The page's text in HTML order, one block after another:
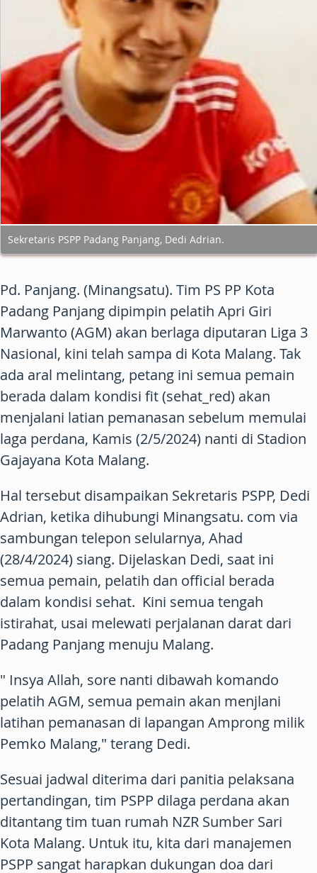
Sekretaris PSPP Padang Panjang, Dedi Adrian.
Pd. Panjang. (Minangsatu). Tim PS PP Kota
Padang Panjang dipimpin pelatih Apri Giri
Marwanto (AGM) akan berlaga diputaran Liga 3
Nasional, kini telah sampa di Kota Malang. Tak
ada aral melintang, petang ini semua pemain
berada dalam kondisi fit (sehat_red) akan
menjalani latian pemanasan sebelum memulai
laga perdana, Kamis (2/5/2024) nanti di Stadion
Gajayana Kota Malang.
Hal tersebut disampaikan Sekretaris PSPP, Dedi
Adrian, ketika dihubungi Minangsatu. com via
sambungan telepon selularnya, Ahad
(28/4/2024) siang. Dijelaskan Dedi, saat ini
semua pemain, pelatih dan official berada
dalam kondisi sehat. Kini semua tengah
istirahat, usai melewati perjalanan darat dari
Padang Panjang menuju Malang.
" Insya Allah, sore nanti dibawah komando
pelatih AGM, semua pemain akan menjlani
latihan pemanasan di lapangan Amprong milik
Pemko Malang," terang Dedi.
Sesuai jadwal diterima dari panitia pelaksana
pertandingan, tim PSPP dilaga perdana akan
ditantang tim tuan rumah NZR Sumber Sari
Kota Malang. Untuk itu, kita dari manajemen
PSPP sangat harapkan dukungan doa dari